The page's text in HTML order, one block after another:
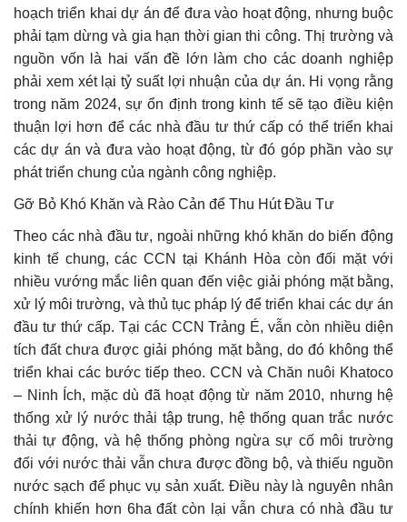
hoạch triển khai dự án để đưa vào hoạt động, nhưng buộc
phải tạm dừng và gia hạn thời gian thi công. Thị trường và
nguồn vốn là hai vấn đề lớn làm cho các doanh nghiệp
phải xem xét lại tỷ suất lợi nhuận của dự án. Hi vọng rằng
trong năm 2024, sự ổn định trong kinh tế sẽ tạo điều kiện
thuận lợi hơn để các nhà đầu tư thứ cấp có thể triển khai
các dự án và đưa vào hoạt động, từ đó góp phần vào sự
phát triển chung của ngành công nghiệp.
Gỡ Bỏ Khó Khăn và Rào Cản để Thu Hút Đầu Tư
Theo các nhà đầu tư, ngoài những khó khăn do biến động
kinh tế chung, các CCN tại Khánh Hòa còn đối mặt với
nhiều vướng mắc liên quan đến việc giải phóng mặt bằng,
xử lý môi trường, và thủ tục pháp lý để triển khai các dự án
đầu tư thứ cấp. Tại các CCN Trảng É, vẫn còn nhiều diện
tích đất chưa được giải phóng mặt bằng, do đó không thể
triển khai các bước tiếp theo. CCN và Chăn nuôi Khatoco
– Ninh Ích, mặc dù đã hoạt động từ năm 2010, nhưng hệ
thống xử lý nước thải tập trung, hệ thống quan trắc nước
thải tự động, và hệ thống phòng ngừa sự cố môi trường
đối với nước thải vẫn chưa được đồng bộ, và thiếu nguồn
nước sạch để phục vụ sản xuất. Điều này là nguyên nhân
chính khiến hơn 6ha đất còn lại vẫn chưa có nhà đầu tư